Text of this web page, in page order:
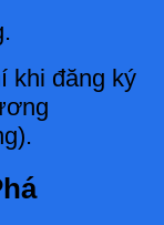
khi đăng ký